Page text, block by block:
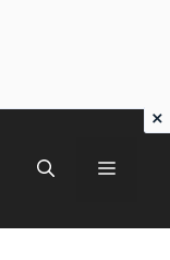
Menu